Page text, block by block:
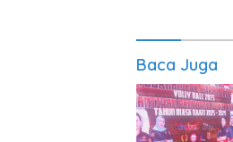
Baca Juga